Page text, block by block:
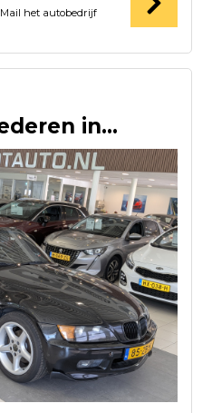
Mail het autobedrijf
Roadster 1.9 Lederen interieur, Stuurbekrachtiging